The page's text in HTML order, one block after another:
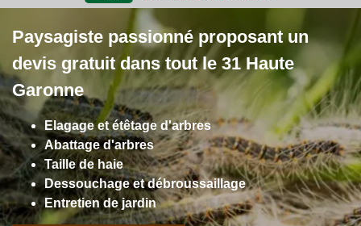
Paysagiste passionné proposant un
devis gratuit dans tout le 31 Haute
Garonne
Elagage et étêtage d'arbres
Abattage d'arbres
Taille de haie
Dessouchage et débroussaillage
Entretien de jardin